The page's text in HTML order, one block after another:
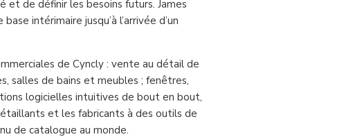
et de définir les besoins futurs. James
intérimaire jusqu’à l’arrivée d’un
de Cyncly : vente au détail de
salles de bains et meubles ; fenêtres,
logicielles intuitives de bout en bout,
et les fabricants à des outils de
de catalogue au monde.